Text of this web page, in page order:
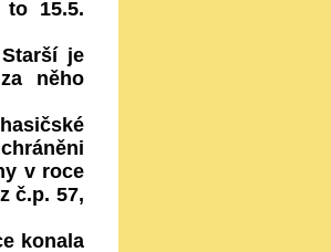
15.5.
je
něho
v roce
č.p. 57,
konala